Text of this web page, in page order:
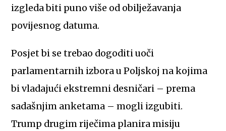
izgleda biti puno više od obilježavanja
povijesnog datuma.
Posjet bi se trebao dogoditi uoči
parlamentarnih izbora u Poljskoj na kojima
bi vladajući ekstremni desničari – prema
sadašnjim anketama – mogli izgubiti.
Trump drugim riječima planira misiju